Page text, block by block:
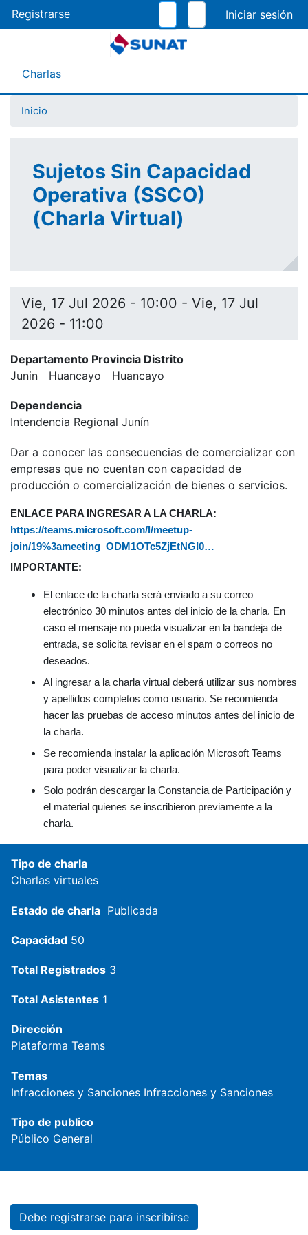
al
contenido
Registrarse
Menú Asistente
Charlas
Inicio
Sujetos Sin Capacidad
Operativa (SSCO)
(Charla Virtual)
Vie, 17 Jul 2026 - 10:00 - Vie, 17 Jul
2026 - 11:00
Departamento Provincia Distrito
Junin
Huancayo Huancayo
Dependencia
Intendencia Regional Junín
Dar a conocer las consecuencias de comercializar con
empresas que no cuentan con capacidad de
producción o comercialización de bienes o servicios.
ENLACE PARA INGRESAR A LA CHARLA:
https://teams.microsoft.com/l/meetup-
join/19%3ameeting_ODM1OTc5ZjEtNGI0…
IMPORTANTE:
El enlace de la charla será enviado a su correo
electrónico 30 minutos antes del inicio de la charla. En
caso el mensaje no pueda visualizar en la bandeja de
entrada, se solicita revisar en el spam o correos no
deseados.
Al ingresar a la charla virtual deberá utilizar sus nombres
y apellidos completos como usuario. Se recomienda
hacer las pruebas de acceso minutos antes del inicio de
la charla.
Se recomienda instalar la aplicación Microsoft Teams
para poder visualizar la charla.
Solo podrán descargar la Constancia de Participación y
el material quienes se inscribieron previamente a la
charla.
Tipo de charla
Charlas virtuales
Estado de charla Publicada
Capacidad 50
Total Registrados 3
Total Asistentes 1
Dirección
Plataforma Teams
Temas
Infracciones y Sanciones Infracciones y Sanciones
Tipo de publico
Público General
Debe registrarse para inscribirse